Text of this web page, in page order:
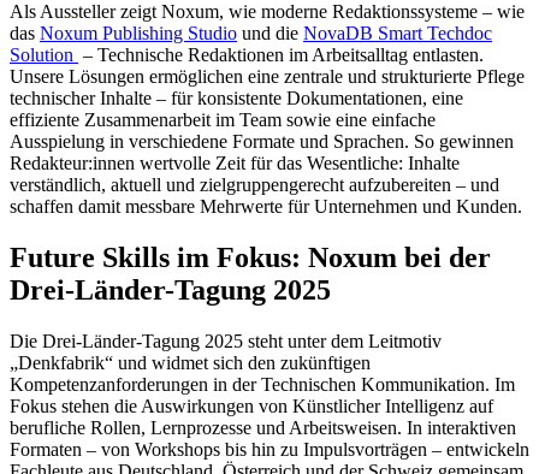
Als Aussteller zeigt Noxum, wie moderne Redaktionssysteme – wie
das Noxum Publishing Studio und die NovaDB Smart Techdoc
Solution – Technische Redaktionen im Arbeitsalltag entlasten.
Unsere Lösungen ermöglichen eine zentrale und strukturierte Pflege
technischer Inhalte – für konsistente Dokumentationen, eine
effiziente Zusammenarbeit im Team sowie eine einfache
Ausspielung in verschiedene Formate und Sprachen. So gewinnen
Redakteur:innen wertvolle Zeit für das Wesentliche: Inhalte
verständlich, aktuell und zielgruppengerecht aufzubereiten – und
schaffen damit messbare Mehrwerte für Unternehmen und Kunden.
Future Skills im Fokus: Noxum bei der
Drei-Länder-Tagung 2025
Die Drei-Länder-Tagung 2025 steht unter dem Leitmotiv
„Denkfabrik“ und widmet sich den zukünftigen
Kompetenzanforderungen in der Technischen Kommunikation. Im
Fokus stehen die Auswirkungen von Künstlicher Intelligenz auf
berufliche Rollen, Lernprozesse und Arbeitsweisen. In interaktiven
Formaten – von Workshops bis hin zu Impulsvorträgen – entwickeln